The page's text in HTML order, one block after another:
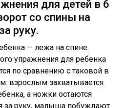
для детей в 6
со спины на
руку.
— лежа на спине.
упражнения для ребенка
по сравнению с таковой в
взрослым захватывается
а ножки остаются
за руку, малыша побуждают